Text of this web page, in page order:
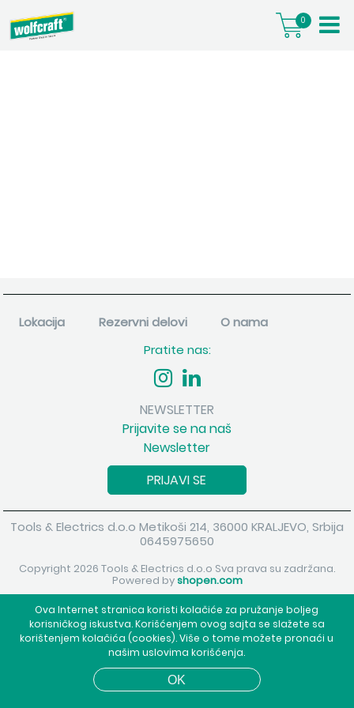
Ova Internet stranica koristi kolačiće za pružanje boljeg
korisničkog iskustva. Korišćenjem ovog sajta se slažete sa
korištenjem kolačića (cookies). Više o tome možete pronaći u
našim uslovima korišćenja.
0
Lokacija Rezervni delovi
O nama
Pratite nas:
NEWSLETTER
Prijavite se na naš
Newsletter
PRIJAVI SE
Tools & Electrics d.o.o Metikoši 214, 36000 KRALJEVO, Srbija
0645975650
Copyright 2026 Tools & Electrics d.o.o Sva prava su zadržana.
Powered byshopen.com